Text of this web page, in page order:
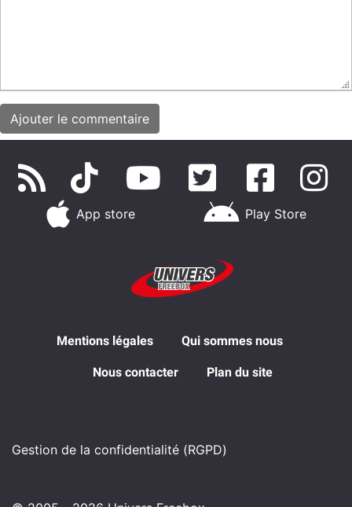
App store Play Store
Mentions légales Qui sommes nous
Nous contacter Plan du site
Gestion de la confidentialité (RGPD)